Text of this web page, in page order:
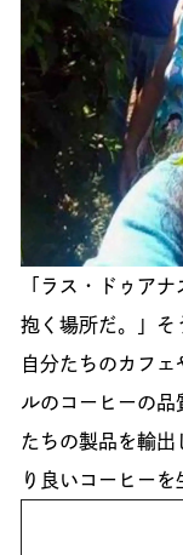
「ラス・ドゥア
抱く場所だ。」
自分たちのカフ
ルのコーヒーの
たちの製品を輸
り良いコーヒーを